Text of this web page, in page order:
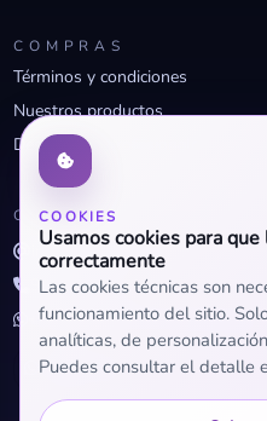
COOKIES
Usamos cookies para
correctamente
Las cookies técnicas son
funcionamiento del sitio.
analíticas, de
Puedes consultar el detalle
COMPRAS
Términos y condiciones
Nuestros productos
Descuentos profesionales
CONTACTO
info@openclima.com
919 32 73 23
+34 623 56 04 93 (WhatsApp)